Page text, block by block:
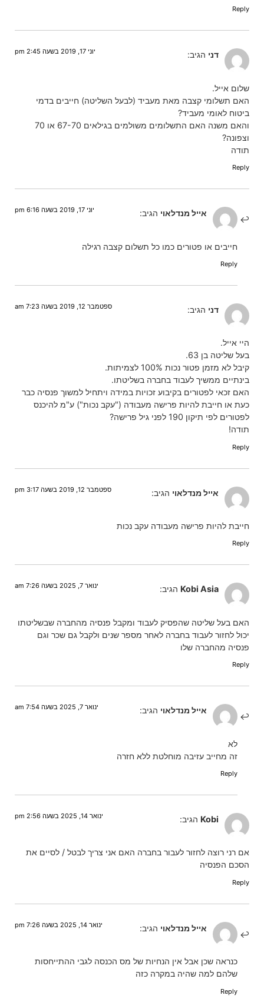
Reply
דני הגיב: יוני 17, 2019 בשעה 2:45 pm
שלום אייל.
האם תשלומי קצבה מאת מעביד (לבעל השליטה) חייבים בדמי
ביטוח לאומי מעביד?
והאם משנה האם התשלומים משולמים בגילאים 67-70 או 70
וצפונה?
תודה
Reply
אייל מנדלאוי הגיב: יוני 17, 2019 בשעה 6:16 pm
חייבים או פטורים כמו כל תשלום קצבה רגילה
Reply
דני הגיב: ספטמבר 12, 2019 בשעה 7:23 am
היי אייל.
בעל שליטה בן 63.
קיבל לא מזמן פטור נכות 100% לצמיתות.
בינתיים ממשיך לעבוד בחברה בשליטתו.
האם זכאי לפטורים בקיבוע זכויות במידה ויתחיל למשוך פנסיה כבר
כעת או חייבת להיות פרישה מעבודה ("עקב נכות") ע"מ להיכנס
לפטורים לפי תיקון 190 לפני גיל פרישה?
תודה!
Reply
אייל מנדלאוי הגיב: ספטמבר 12, 2019 בשעה 3:17 pm
חייבת להיות פרישה מעבודה עקב נכות
Reply
Kobi Asia הגיב: ינואר 7, 2025 בשעה 7:26 am
האם בעל שליטה שהפסיק לעבוד ומקבל פנסיה מהחברה שבשליטתו
יכול לחזור לעבוד בחברה לאחר מספר שנים ולקבל גם שכר וגם
פנסיה מהחברה שלו
Reply
אייל מנדלאוי הגיב: ינואר 7, 2025 בשעה 7:54 am
לא
זה מחייב עזיבה מוחלטת ללא חזרה
Reply
Kobi הגיב: ינואר 14, 2025 בשעה 2:56 pm
אם רני רוצה לחזור לעבור בחברה האם אני צריך לבטל / לסיים את
הסכם הפנסיה
Reply
אייל מנדלאוי הגיב: ינואר 14, 2025 בשעה 7:26 pm
כנראה שכן אבל אין הנחיות של מס הכנסה לגבי ההתייחסות
שלהם למה שהיה במקרה כזה
Reply